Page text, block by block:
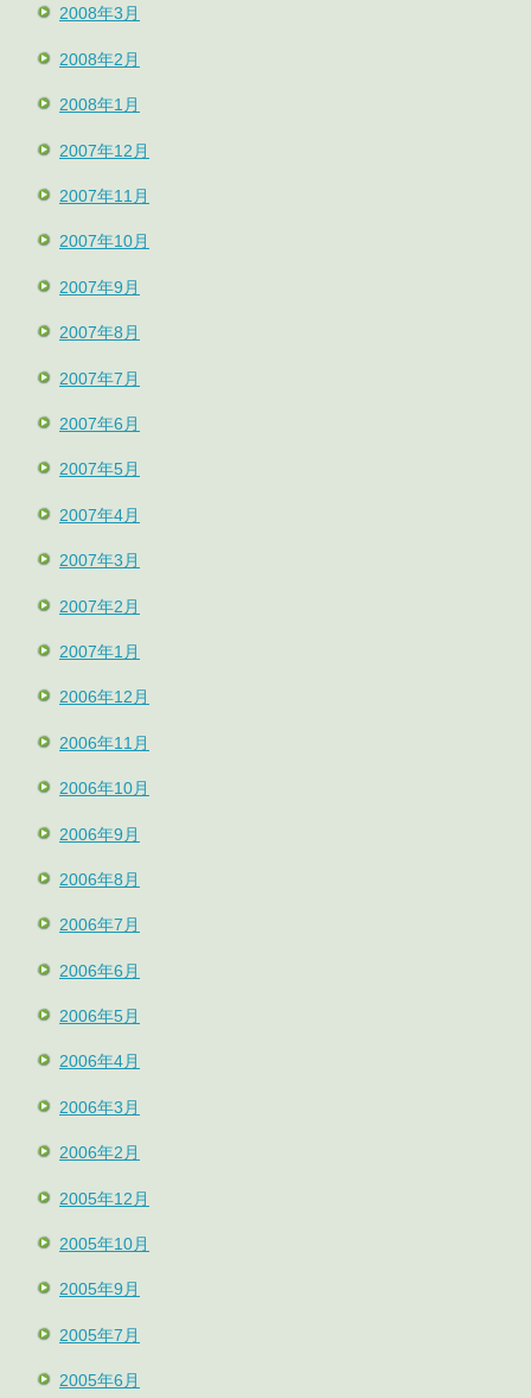
2008年3月
2008年2月
2008年1月
2007年12月
2007年11月
2007年10月
2007年9月
2007年8月
2007年7月
2007年6月
2007年5月
2007年4月
2007年3月
2007年2月
2007年1月
2006年12月
2006年11月
2006年10月
2006年9月
2006年8月
2006年7月
2006年6月
2006年5月
2006年4月
2006年3月
2006年2月
2005年12月
2005年10月
2005年9月
2005年7月
2005年6月